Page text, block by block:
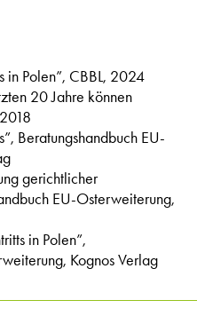
in Polen”, CBBL, 2024
20 Jahre können
Beratungshandbuch EU-
gerichtlicher
EU-Osterweiterung,
in Polen”,
Kognos Verlag